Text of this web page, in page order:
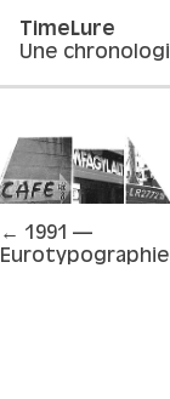
TimeLure
Une
← 1991 —
Eurotypographie